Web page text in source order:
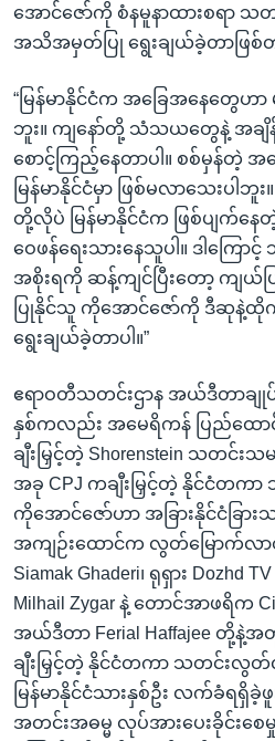
အောင်ဇော်ကို စံနမူနာထားစရာ သ
အသိအမှတ်ပြု ရွေးချယ်ခဲ့တာဖြ
“မြန်မာနိုင်ငံက အခြေအနေတွေဟာ
ဘူး။ ကျနော်တို့ သံသယတွေနဲ့ အခ
စောင့်ကြည့်နေတာပါ။ စစ်မှန်တဲ့ အ
မြန်မာနိုင်ငံမှာ ဖြစ်မလာသေးပါဘူ
တို့လိုပဲ မြန်မာနိုင်ငံက ဖြစ်ပျက်န
ဝေဖန်ရေးသားနေသူပါ။ ဒါက
အစိုးရကို ဆန့်ကျင်ပြီးတော့ ကျယ်
ပြုနိုင်သူ ကိုအောင်ဇော်ကို ဒီဆုနဲ့
ရွေးချယ်ခဲ့တာပါ။”
ဧရာဝတီသတင်းဌာန အယ်ဒီတာချု
နှစ်ကလည်း အမေရိကန် ပြည်ထော
ချီးမြှင့်တဲ့ Shorenstein သတင်
အခု CPJ ကချီးမြှင့်တဲ့ နိုင်ငံတ
ကိုအောင်ဇော်ဟာ အခြားနိုင်ငံခြ
အကျဉ်းထောင်က လွတ်မြောက်လ
Siamak Ghaderi၊ ရုရှား
Milhail Zygar နဲ့ တောင်အာဖရိက
အယ်ဒီတာ Ferial Haffajee တို့နဲ့အ
ချီးမြှင့်တဲ့ နိုင်ငံတကာ သတင်းလွ
မြန်မာနိုင်ငံသားနှစ်ဦး လက်ခံရရှိ
အတင်းအဓမ္မ လုပ်အားပေးခိုင်း